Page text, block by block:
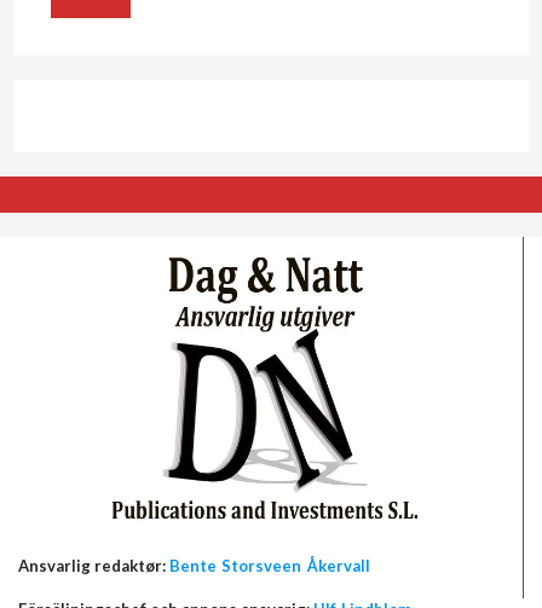
Ansvarlig redaktør: Bente Storsveen Åkervall